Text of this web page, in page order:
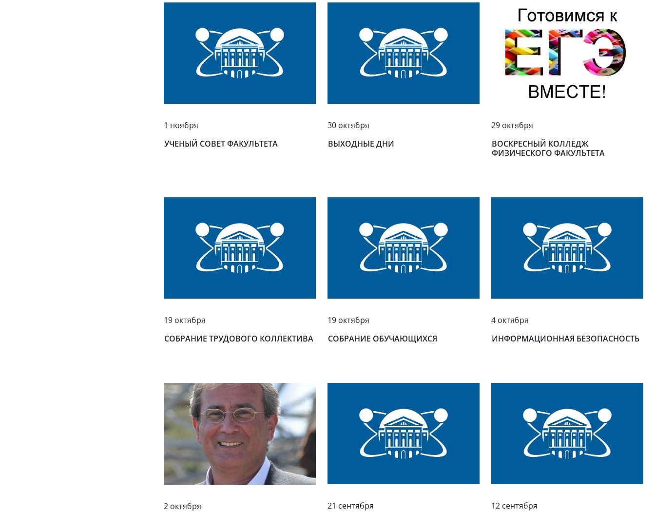
1 ноября
УЧЕНЫЙ СОВЕТ ФАКУЛЬТЕТА
30 октября
ВЫХОДНЫЕ ДНИ
29 октября
ВОСКРЕСНЫЙ КОЛЛЕДЖ
ФИЗИЧЕСКОГО ФАКУЛЬТЕТА
19 октября
СОБРАНИЕ ТРУДОВОГО КОЛЛЕКТИВА
19 октября
СОБРАНИЕ ОБУЧАЮЩИХСЯ
4 октября
ИНФОРМАЦИОННАЯ БЕЗОПАСНОСТЬ
2 октября
21 сентября
12 сентября